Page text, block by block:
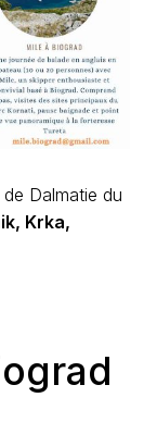
Dalmatie du
Krka,